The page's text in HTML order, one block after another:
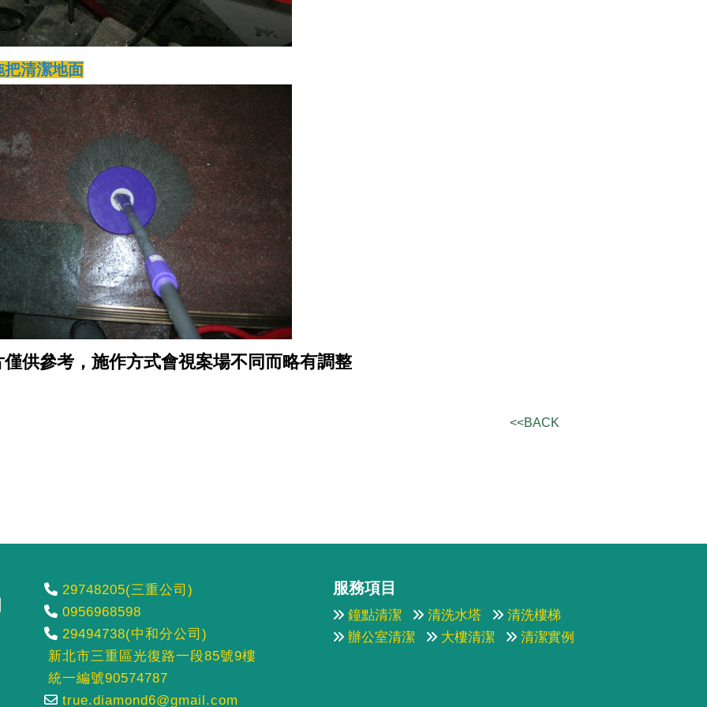
把清潔地面
僅供參考，施作方式會視案場不同而略有調整
<<BACK
29748205(三重公司)
0956968598
29494738(中和分公司)
新北市三重區光復路一段85號9樓
統一編號90574787
true.diamond6@gmail.com
服務項目
鐘點清潔 清洗水塔
清洗樓梯
辦公室清潔
大樓清潔 清潔實例